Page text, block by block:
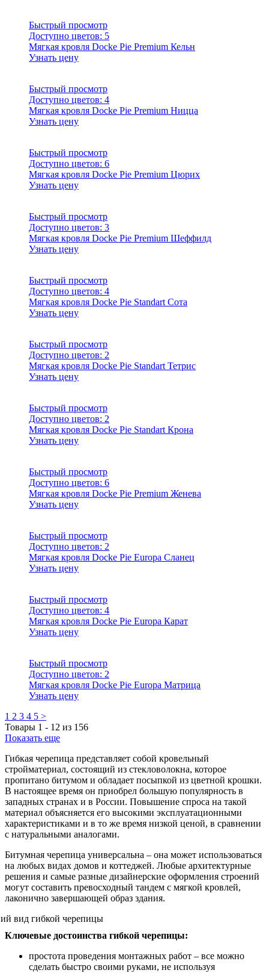
Быстрый просмотр
Доступно цветов: 5
Мягкая кровля Docke Pie Premium Кельн
Узнать цену
Быстрый просмотр
Доступно цветов: 4
Мягкая кровля Docke Pie Premium Ницца
Узнать цену
Быстрый просмотр
Доступно цветов: 6
Мягкая кровля Docke Pie Premium Цюрих
Узнать цену
Быстрый просмотр
Доступно цветов: 3
Мягкая кровля Docke Pie Premium Шеффилд
Узнать цену
Быстрый просмотр
Доступно цветов: 4
Мягкая кровля Docke Pie Standart Сота
Узнать цену
Быстрый просмотр
Доступно цветов: 2
Мягкая кровля Docke Pie Standart Тетрис
Узнать цену
Быстрый просмотр
Доступно цветов: 2
Мягкая кровля Docke Pie Standart Крона
Узнать цену
Быстрый просмотр
Доступно цветов: 6
Мягкая кровля Docke Pie Premium Женева
Узнать цену
Быстрый просмотр
Доступно цветов: 2
Мягкая кровля Docke Pie Europa Сланец
Узнать цену
Быстрый просмотр
Доступно цветов: 4
Мягкая кровля Docke Pie Europa Карат
Узнать цену
Быстрый просмотр
Доступно цветов: 2
Мягкая кровля Docke Pie Europa Матрица
Узнать цену
1 2 3 4 5 >
Товары 1 - 12 из 156
Показать еще
Гибкая черепица представляет собой кровельный
стройматериал, состоящий из стекловолокна, которое
пропитано битумом и обладает посыпкой из цветной крошки.
В настоящее время он приобрел большую популярность в
западных странах и в России. Повышение спроса на такой
материал объясняется его высокими эксплуатационными
характеристиками и в то же время низкой ценой, в сравнении
с натуральными аналогами.
Битумная черепица универсальна – она может использоваться
на любых видах домов и коттеджей. Любые архитектурные
решения и самые разные дизайнерские оформления строений
могут составить превосходный тандем с мягкой кровлей,
лаконично завершающей образ здания.
Ключевые достоинства гибкой черепицы:
простота проведения монтажных работ – все можно
сделать быстро своими руками, не используя